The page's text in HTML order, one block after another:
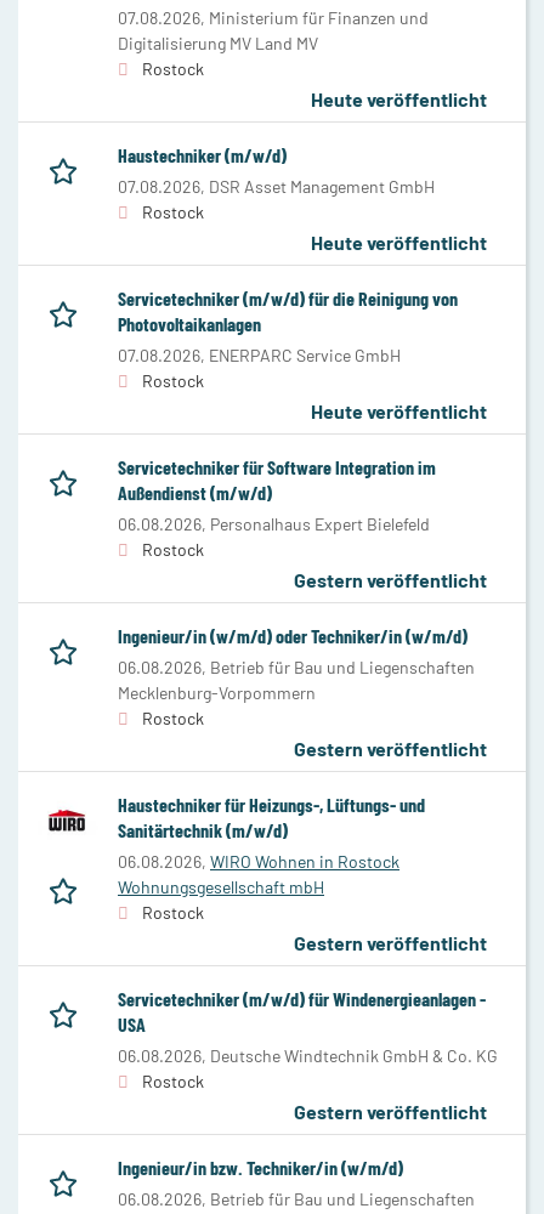
07.08.2026, Ministerium für Finanzen und
Digitalisierung MV Land MV
Rostock
Heute veröffentlicht
Haustechniker (m/w/d)
07.08.2026, DSR Asset Management GmbH
Rostock
Heute veröffentlicht
Servicetechniker (m/w/d) für die Reinigung von
Photovoltaikanlagen
07.08.2026, ENERPARC Service GmbH
Rostock
Heute veröffentlicht
Servicetechniker für Software Integration im
Außendienst (m/w/d)
06.08.2026, Personalhaus Expert Bielefeld
Rostock
Gestern veröffentlicht
Ingenieur/in (w/m/d) oder Techniker/in (w/m/d)
06.08.2026, Betrieb für Bau und Liegenschaften
Mecklenburg-Vorpommern
Rostock
Gestern veröffentlicht
Haustechniker für Heizungs-, Lüftungs- und
Sanitärtechnik (m/w/d)
06.08.2026, WIRO Wohnen in Rostock
Wohnungsgesellschaft mbH
Rostock
Gestern veröffentlicht
Servicetechniker (m/w/d) für Windenergieanlagen -
USA
06.08.2026, Deutsche Windtechnik GmbH & Co. KG
Rostock
Gestern veröffentlicht
Ingenieur/in bzw. Techniker/in (w/m/d)
06.08.2026, Betrieb für Bau und Liegenschaften